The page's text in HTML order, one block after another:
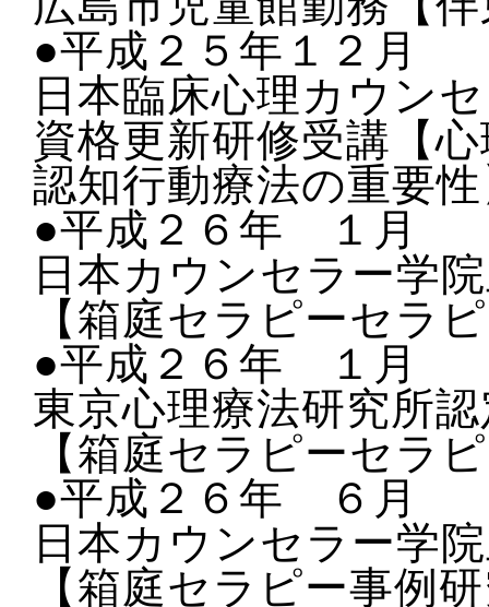
●平成２５年１２月
日本臨床心理カウン
資格更新研修受講【
認知行動療法の重要
●平成２６年 １月
日本カウンセラー学
【箱庭セラピーセラ
●平成２６年 １月
東京心理療法研究所
【箱庭セラピーセラ
●平成２６年 ６月
日本カウンセラー学
【箱庭セラピー事例